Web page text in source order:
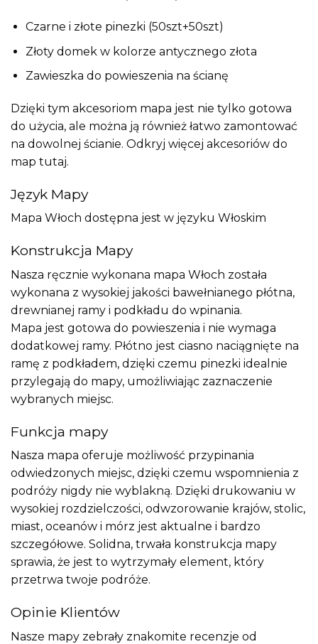
Czarne i złote pinezki (50szt+50szt)
Złoty domek w kolorze antycznego złota
Zawieszka do powieszenia na ścianę
Dzięki tym akcesoriom mapa jest nie tylko gotowa
do użycia, ale można ją również łatwo zamontować
na dowolnej ścianie. Odkryj więcej akcesoriów do
map tutaj.
Język Mapy
Mapa Włoch dostępna jest w języku Włoskim
Konstrukcja Mapy
Nasza ręcznie wykonana mapa Włoch została
wykonana z wysokiej jakości bawełnianego płótna,
drewnianej ramy i podkładu do wpinania.
Mapa jest gotowa do powieszenia i nie wymaga
dodatkowej ramy. Płótno jest ciasno naciągnięte na
ramę z podkładem, dzięki czemu pinezki idealnie
przylegają do mapy, umożliwiając zaznaczenie
wybranych miejsc.
Funkcja mapy
Nasza mapa oferuje możliwość przypinania
odwiedzonych miejsc, dzięki czemu wspomnienia z
podróży nigdy nie wyblakną. Dzięki drukowaniu w
wysokiej rozdzielczości, odwzorowanie krajów, stolic,
miast, oceanów i mórz jest aktualne i bardzo
szczegółowe. Solidna, trwała konstrukcja mapy
sprawia, że jest to wytrzymały element, który
przetrwa twoje podróże.
Opinie Klientów
Nasze mapy zebrały znakomite recenzje od